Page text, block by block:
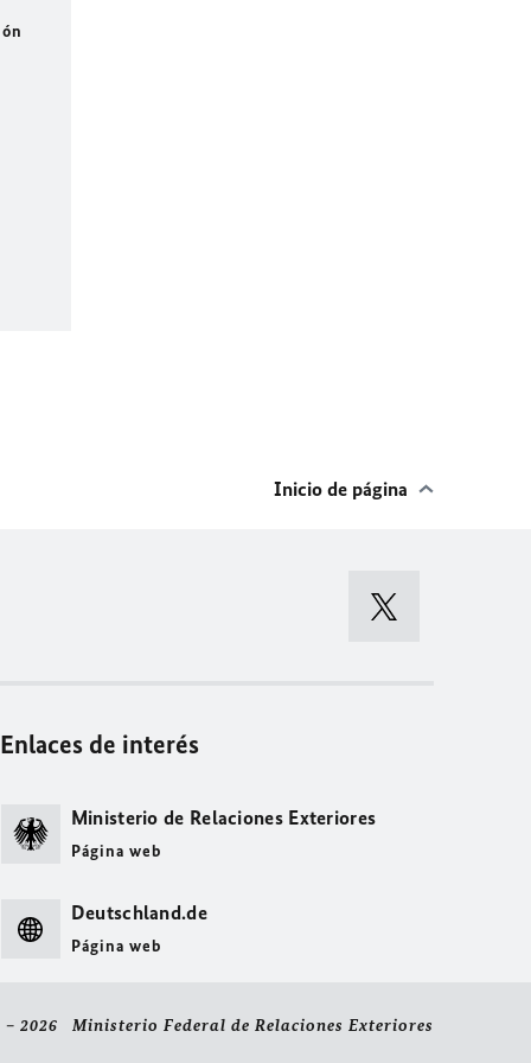
Inicio de página
Enlaces de interés
Ministerio de Relaciones Exteriores
Página web
Deutschland.de
Página web
– 2026 Ministerio Federal de Relaciones Exteriores